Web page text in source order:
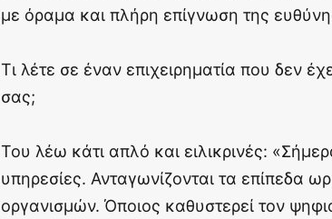
με όραμα και πλήρη επίγνωση της
Τι λέτε σε έναν επιχειρηματία που δεν
σας;
Του λέω κάτι απλό και ειλικρινές:
υπηρεσίες. Ανταγωνίζονται τα επίπεδα
οργανισμών. Όποιος καθυστερεί τον